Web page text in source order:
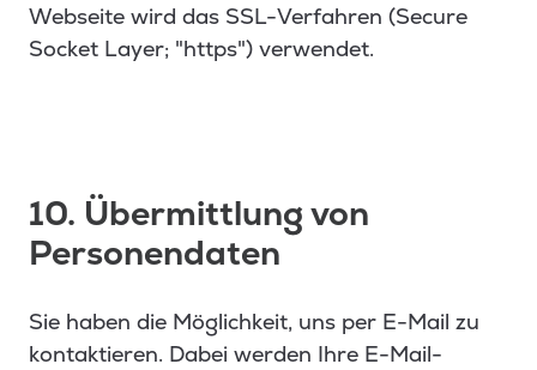
Webseite wird das SSL-Verfahren (Secure
Socket Layer; "https") verwendet.
10. Übermittlung von
Personendaten
Sie haben die Möglichkeit, uns per E-Mail zu
kontaktieren. Dabei werden Ihre E-Mail-